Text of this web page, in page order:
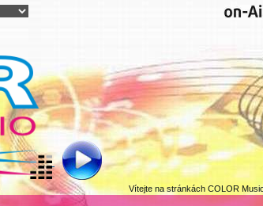
Vítejte na stránkách COLOR